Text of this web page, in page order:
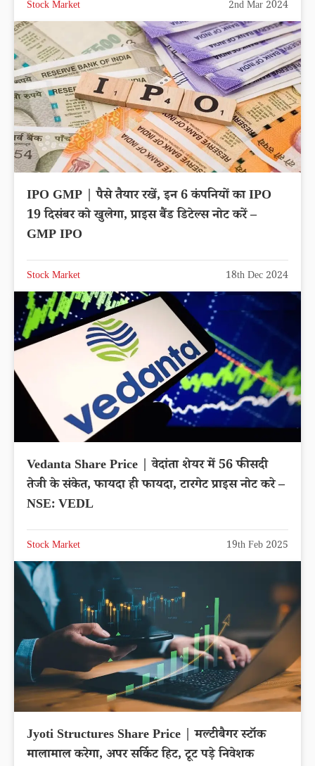
Stock Market 2nd Mar 2024
IPO GMP | पैसे तैयार रखें, इन 6 कंपनियों का IPO
19 दिसंबर को खुलेगा, प्राइस बैंड डिटेल्स नोट करें –
GMP IPO
Stock Market 18th Dec 2024
Vedanta Share Price | वेदांता शेयर में 56 फीसदी
तेजी के संकेत, फायदा ही फायदा, टारगेट प्राइस नोट करे –
NSE: VEDL
Stock Market 19th Feb 2025
Jyoti Structures Share Price | मल्टीबैगर स्टॉक
मालामाल करेगा, अपर सर्किट हिट, टूट पड़े निवेशक